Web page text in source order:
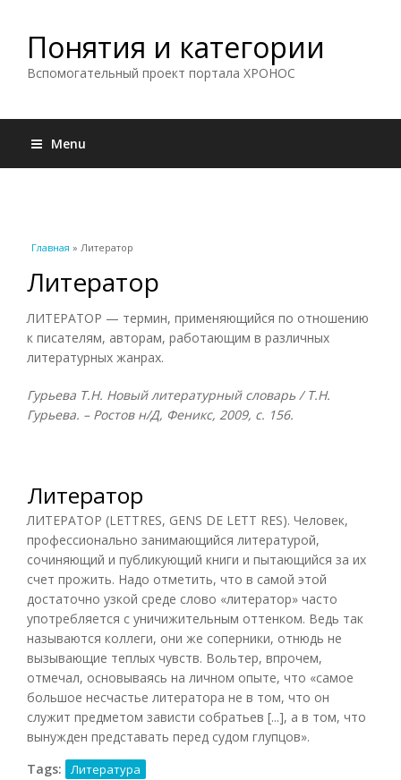
Понятия и категории
Вспомогательный проект портала ХРОНОС
Menu
Вы здесь
Главная » Литератор
Литератор
ЛИТЕРАТОР — термин, применяющийся по отношению
к писателям, авторам, работающим в различных
литературных жанрах.
Гурьева Т.Н. Новый литературный словарь / Т.Н.
Гурьева. – Ростов н/Д, Феникс, 2009, с. 156.
Литератор
ЛИТЕРАТОР (LETTRES, GENS DE LETT RES). Человек,
профессионально занимающийся литературой,
сочиняющий и публикующий книги и пытающийся за их
счет прожить. Надо отметить, что в самой этой
достаточно узкой среде слово «литератор» часто
употребляется с уничижительным оттенком. Ведь так
называются коллеги, они же соперники, отнюдь не
вызывающие теплых чувств. Вольтер, впрочем,
отмечал, основываясь на личном опыте, что «самое
большое несчастье литератора не в том, что он
служит предметом зависти собратьев [...], а в том, что
вынужден представать перед судом глупцов».
Tags:
Литература